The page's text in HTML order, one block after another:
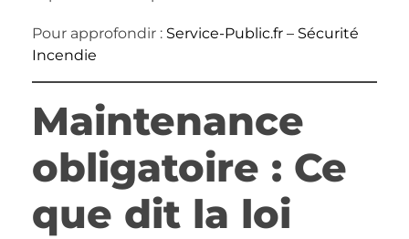
Pour approfondir : Service-Public.fr – Sécurité
Incendie
Maintenance
obligatoire : Ce
que dit la loi